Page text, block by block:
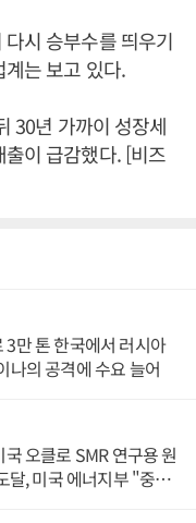
시 승부수를 띄우기
는 보고 있다.
30년 가까이 성장세
이 급감했다. [비즈
만 톤 한국에서 러시아
나의 공격에 수요 늘어
오클로 SMR 연구용 원
달, 미국 에너지부 "중요